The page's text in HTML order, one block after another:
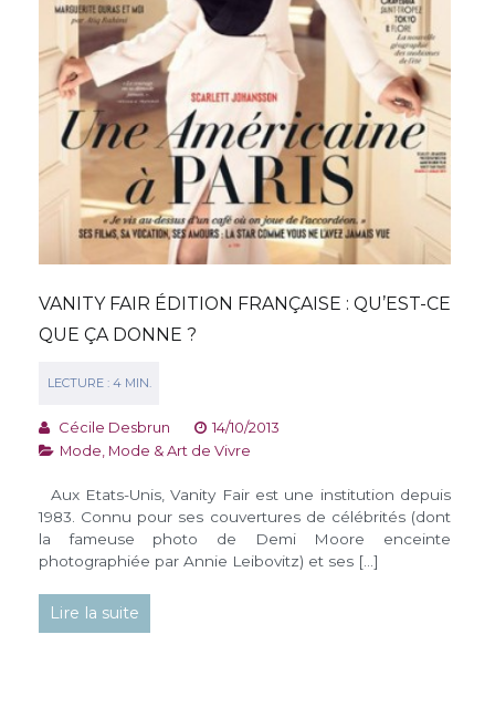
VANITY FAIR ÉDITION FRANÇAISE : QU’EST-CE
QUE ÇA DONNE ?
Cécile Desbrun
14/10/2013
Mode Mode & Art de Vivre
Aux Etats-Unis, Vanity Fair est une institution depuis
1983. Connu pour ses couvertures de célébrités (dont
la fameuse photo de Demi Moore enceinte
photographiée par Annie Leibovitz) et ses […]
Lire la suite